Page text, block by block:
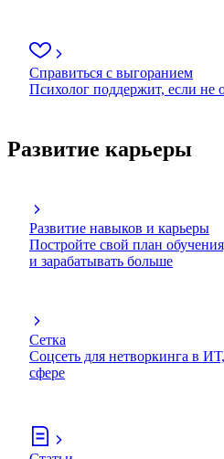
Справиться с выгоранием
Психолог поддержит, если не
Развитие карьеры
Развитие навыков и карьеры
Постройте свой план
и зарабатывать больше
Сетка
Соцсеть для нетворкинга в
сфере